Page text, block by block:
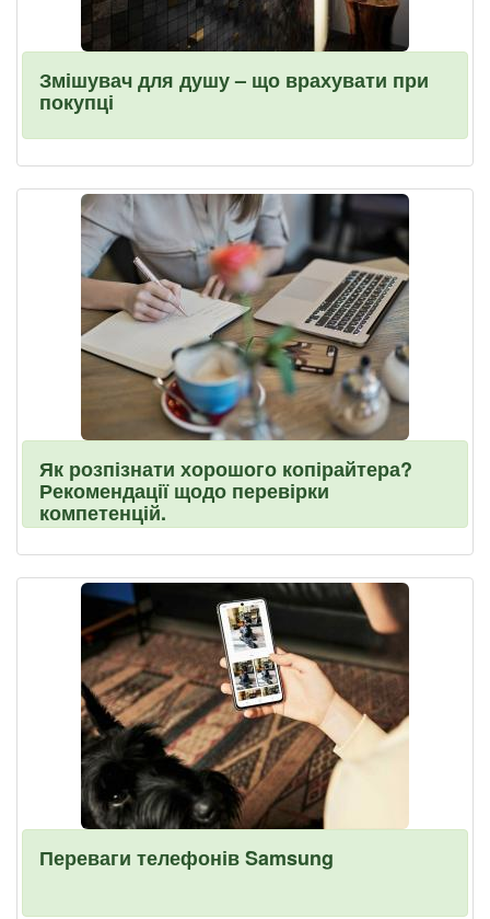
Змішувач для душу – що врахувати при
покупці
Як розпізнати хорошого копірайтера?
Рекомендації щодо перевірки
компетенцій.
Переваги телефонів Samsung